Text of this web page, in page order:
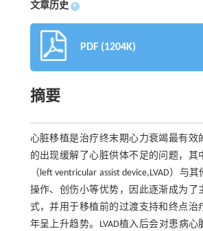
文章历史 +
PDF (1204K)
摘要
心脏移植是治疗终末期心力衰竭最有效
的出现缓解了心脏供体不足的问题，其
（left ventricular assist device,LVAD）与
操作、创伤小等优势，因此逐渐成为了
式，并用于移植前的过渡支持和终点治
年呈上升趋势。LVAD植入后会对患病心